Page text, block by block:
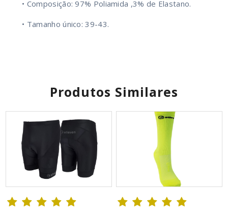
• Composição: 97% Poliamida ,3% de Elastano.
• Tamanho único: 39-43.
Produtos Similares